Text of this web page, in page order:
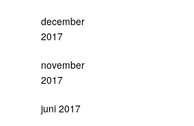
december
2017
november
2017
juni 2017